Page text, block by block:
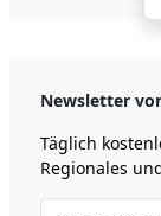
Newsletter
Täglich
Regionales